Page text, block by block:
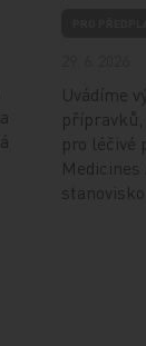
Uvádíme
pro léčivé
Medicines
stanovisko